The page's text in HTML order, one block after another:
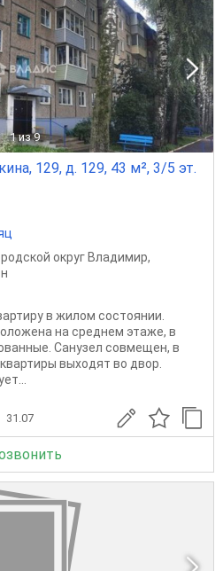
1 из 9
129, д. 129, 43 м², 3/5 эт.
округ Владимир,
в жилом состоянии.
на среднем этаже, в
Санузел совмещен, в
выходят во двор.
31.07